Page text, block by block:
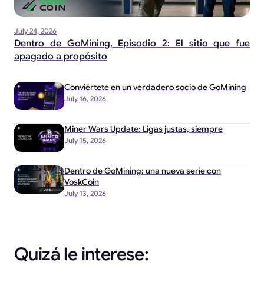
July 24, 2026
Dentro de GoMining, Episodio 2: El sitio que fue
apagado a propósito
July 16, 2026
Conviértete en un verdadero socio de GoMining
July 15, 2026
Miner Wars Update: Ligas justas, siempre
July 13, 2026
Dentro de GoMining: una nueva serie con
VoskCoin
Quizá le interese: